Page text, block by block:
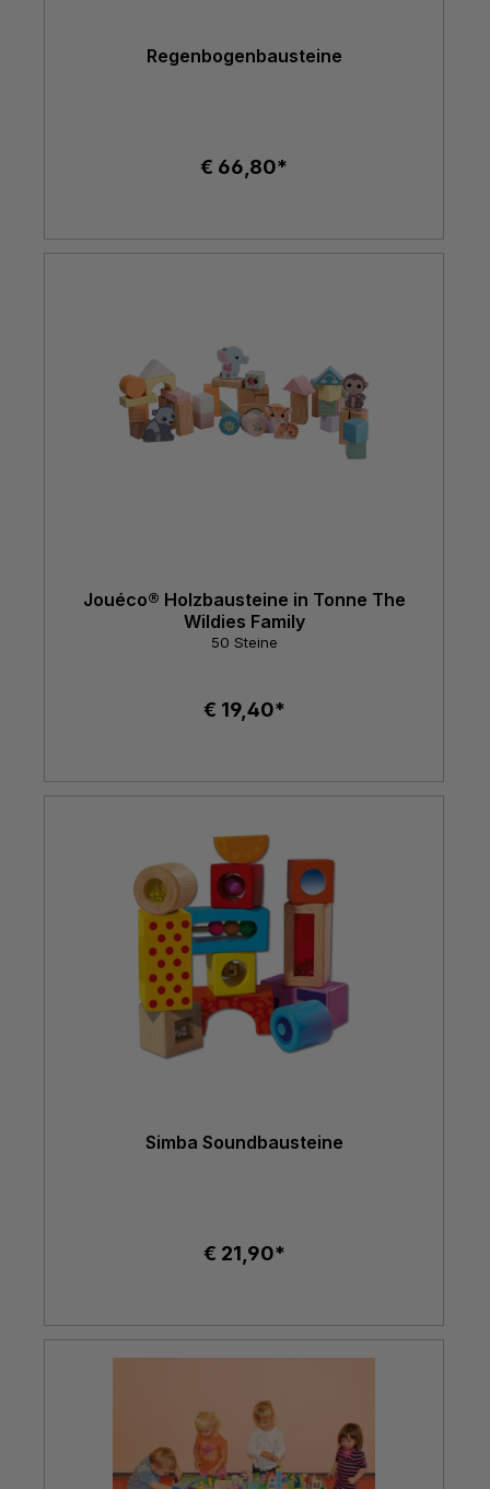
Regenbogenbausteine
€ 66,80*
Jouéco® Holzbausteine in Tonne The
Wildies Family
50 Steine
€ 19,40*
Simba Soundbausteine
€ 21,90*